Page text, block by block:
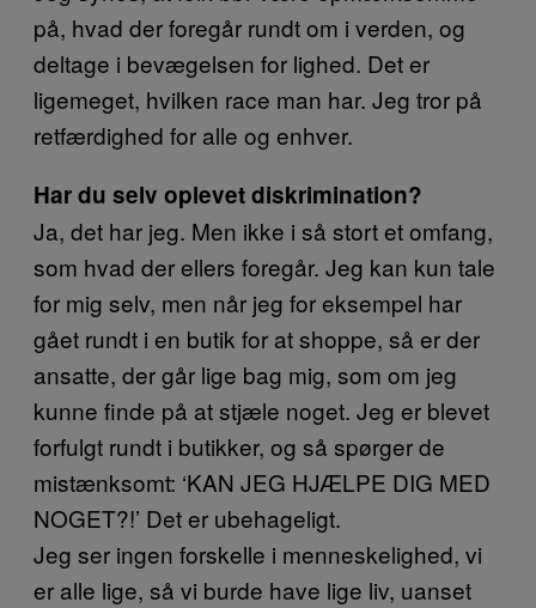
på, hvad der foregår rundt om i verden, og
deltage i bevægelsen for lighed. Det er
ligemeget, hvilken race man har. Jeg tror på
retfærdighed for alle og enhver.
Har du selv oplevet diskrimination?
Ja, det har jeg. Men ikke i så stort et omfang,
som hvad der ellers foregår. Jeg kan kun tale
for mig selv, men når jeg for eksempel har
gået rundt i en butik for at shoppe, så er der
ansatte, der går lige bag mig, som om jeg
kunne finde på at stjæle noget. Jeg er blevet
forfulgt rundt i butikker, og så spørger de
mistænksomt: ‘KAN JEG HJÆLPE DIG MED
NOGET?!’ Det er ubehageligt.
Jeg ser ingen forskelle i menneskelighed, vi
er alle lige, så vi burde have lige liv, uanset